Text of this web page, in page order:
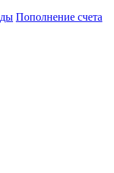
Пополнение счета